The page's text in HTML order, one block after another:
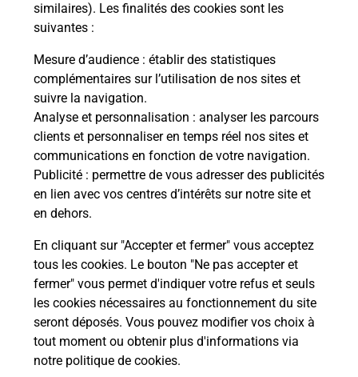
similaires). Les finalités des cookies sont les
suivantes :
Mesure d’audience : établir des statistiques
complémentaires sur l’utilisation de nos sites et
suivre la navigation.
Analyse et personnalisation : analyser les parcours
clients et personnaliser en temps réel nos sites et
communications en fonction de votre navigation.
Publicité : permettre de vous adresser des publicités
en lien avec vos centres d’intérêts sur notre site et
en dehors.
En cliquant sur "Accepter et fermer" vous acceptez
tous les cookies. Le bouton "Ne pas accepter et
fermer" vous permet d'indiquer votre refus et seuls
les cookies nécessaires au fonctionnement du site
seront déposés. Vous pouvez modifier vos choix à
tout moment ou obtenir plus d'informations via
notre politique de cookies.
Comment demander une
modification de livraison ?
Comment La Poste participe-t-elle
à votre sécurité au quotidien ?
Puis-je passer mon code de la route
avec La Poste et sous quelles
conditions ?
Localiser Liste Moselle WALSCHBRONN